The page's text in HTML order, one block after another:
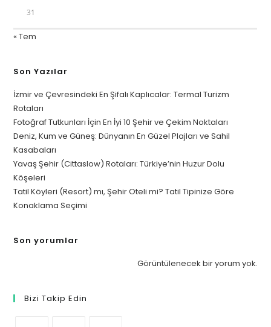
31
« Tem
Son Yazılar
İzmir ve Çevresindeki En Şifalı Kaplıcalar: Termal Turizm
Rotaları
Fotoğraf Tutkunları İçin En İyi 10 Şehir ve Çekim Noktaları
Deniz, Kum ve Güneş: Dünyanın En Güzel Plajları ve Sahil
Kasabaları
Yavaş Şehir (Cittaslow) Rotaları: Türkiye’nin Huzur Dolu
Köşeleri
Tatil Köyleri (Resort) mı, Şehir Oteli mi? Tatil Tipinize Göre
Konaklama Seçimi
Son yorumlar
Görüntülenecek bir yorum yok.
Bizi Takip Edin